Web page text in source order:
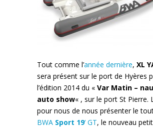
Tout comme l’année dernière, XL
sera présent sur le port de Hyères
l’édition 2014 du « Var Matin –
auto show« , sur le port St Pierre.
pour nous de nous présenter le
BWA Sport 19‘ GT, le nouveau